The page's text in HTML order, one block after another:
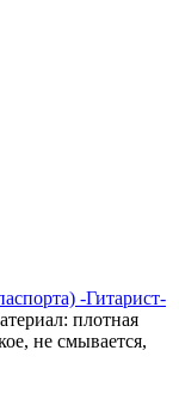
-Гитарист-
плотная
не смывается,